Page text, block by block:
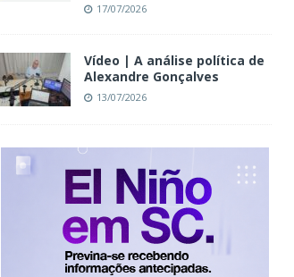
17/07/2026
Vídeo | A análise política de
Alexandre Gonçalves
13/07/2026